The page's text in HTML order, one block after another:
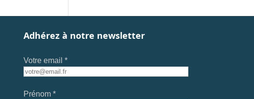
Adhérez à notre newsletter
Votre email *
Prénom *